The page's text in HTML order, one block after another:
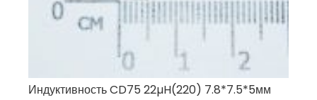
Индуктивность CD75 22µH(220) 7.8*7.5*5мм